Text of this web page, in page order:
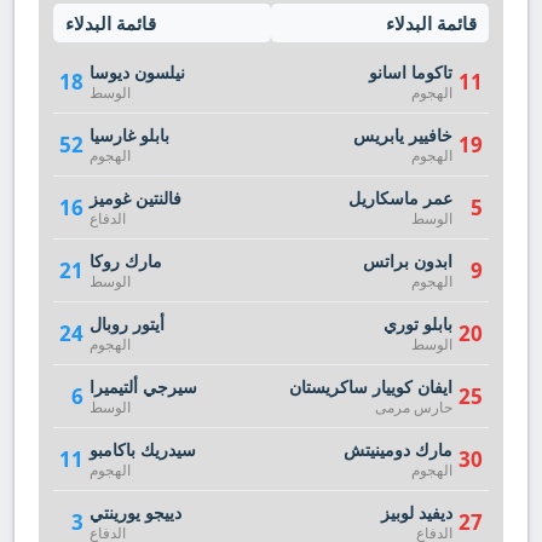
قائمة البدلاء
18 نيلسون ديوسا
الوسط
52 بابلو غارسيا
الهجوم
16 فالنتين غوميز
الدفاع
21 مارك روكا
الوسط
24 أيتور روبال
الهجوم
6 سيرجي ألتيميرا
الوسط
11 سيدريك باكامبو
الهجوم
3 دييجو يورينتي
الدفاع
قائمة البدلاء
11 تاكوما اسانو
الهجوم
19 خافيير يابريس
الهجوم
5 عمر ماسكاريل
الوسط
9 ابدون براتس
الهجوم
20 بابلو توري
الوسط
25 ايفان كوييار ساكريستان
حارس مرمى
30 مارك دومينيتش
الهجوم
27 ديفيد لوبيز
الدفاع